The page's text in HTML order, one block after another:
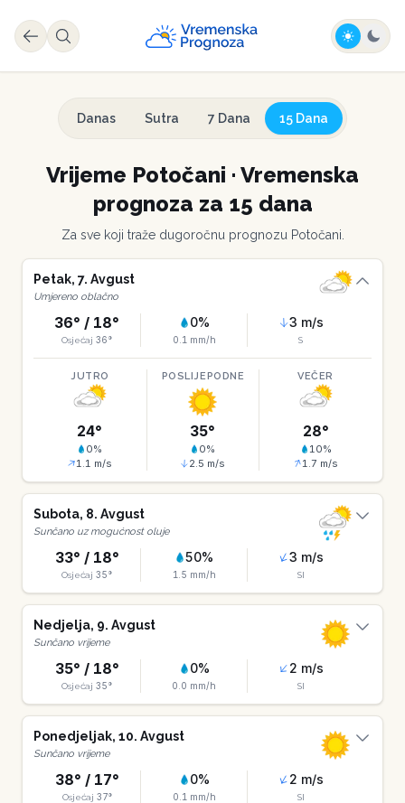
Danas Sutra 7 Dana 15 Dana
Vrijeme Potočani · Vremenska
prognoza za 15 dana
Za sve koji traže dugoročnu prognozu Potočani
Petak, 7. Avgust
Umjereno oblačno
36° / 18°
Osjećaj 36°
0%
0.1 mm/h
3 m/s
S
JUTRO
24°
0%
1.1 m/s
POSLIJEPODNE
35°
0%
2.5 m/s
VEČER
28°
10%
1.7 m/s
Subota, 8. Avgust
Sunčano uz mogućnost oluje
33° / 18°
Osjećaj 35°
50%
1.5 mm/h
3 m/s
SI
Nedjelja, 9. Avgust
Sunčano vrijeme
35° / 18°
Osjećaj 35°
0%
0.0 mm/h
2 m/s
SI
Ponedjeljak, 10. Avgust
Sunčano vrijeme
38° / 17°
Osjećaj 37°
0%
0.1 mm/h
2 m/s
SI